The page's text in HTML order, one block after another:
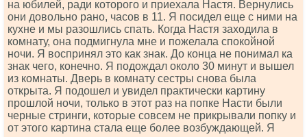
на юбилей, ради которого и приехала Настя. Вернулись
они довольно рано, часов в 11. Я посидел еще с ними на
кухне и мы разошлись спать. Когда Настя заходила в
комнату, она подмигнула мне и пожелала спокойной
ночи. Я воспринял это как знак. До конца не понимал ка
знак чего, конечно. Я подождал около 30 минут и вышел
из комнаты. Дверь в комнату сестры снова была
открыта. Я подошел и увидел практически картину
прошлой ночи, только в этот раз на попке Насти были
черные стринги, которые совсем не прикрывали попку и
от этого картина стала еще более возбуждающей. Я